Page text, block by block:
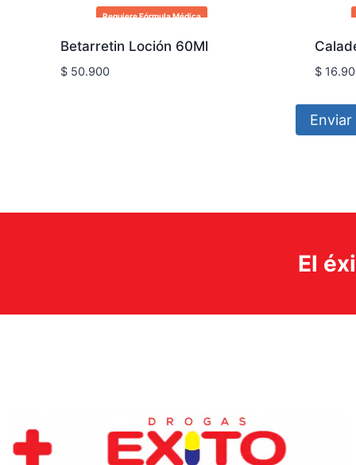
Requiere Fórmula Médica
Betarretin Loción 60Ml
$50.900 $
El